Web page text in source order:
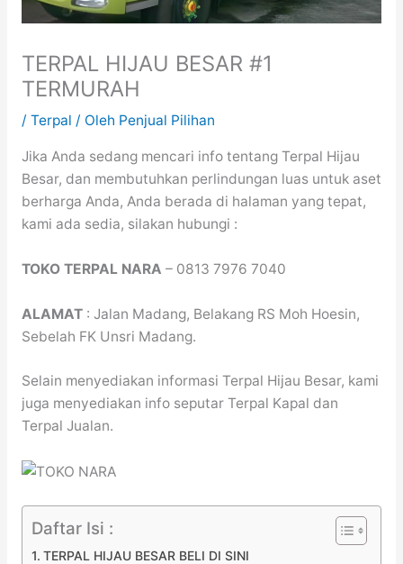
TERPAL HIJAU BESAR #1
TERMURAH
/ Terpal / Oleh Penjual Pilihan
Jika Anda sedang mencari info tentang Terpal Hijau
Besar, dan membutuhkan perlindungan luas untuk aset
berharga Anda, Anda berada di halaman yang tepat,
kami ada sedia, silakan hubungi :
TOKO TERPAL NARA – 0813 7976 7040
ALAMAT: Jalan Madang, Belakang RS Moh Hoesin,
Sebelah FK Unsri Madang.
Selain menyediakan informasi Terpal Hijau Besar, kami
juga menyediakan info seputar Terpal Kapal dan
Terpal Jualan.
Daftar Isi :
TERPAL HIJAU BESAR BELI DI SINI